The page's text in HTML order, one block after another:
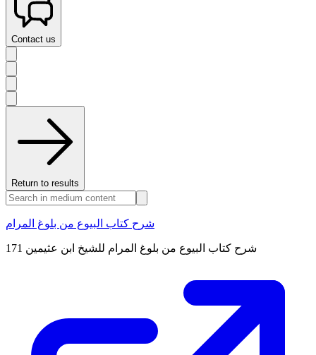
Contact us
Return to results
شرح كتاب البيوع من بلوغ المرام
شرح كتاب البيوع من بلوغ المرام للشيخ ابن عثيمين 171